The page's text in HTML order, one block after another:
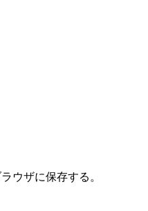
ウザに保存する。